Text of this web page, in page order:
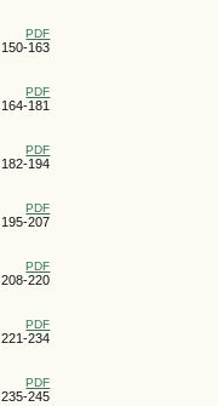
PDF
150-163
PDF
164-181
PDF
182-194
PDF
195-207
PDF
208-220
PDF
221-234
PDF
235-245